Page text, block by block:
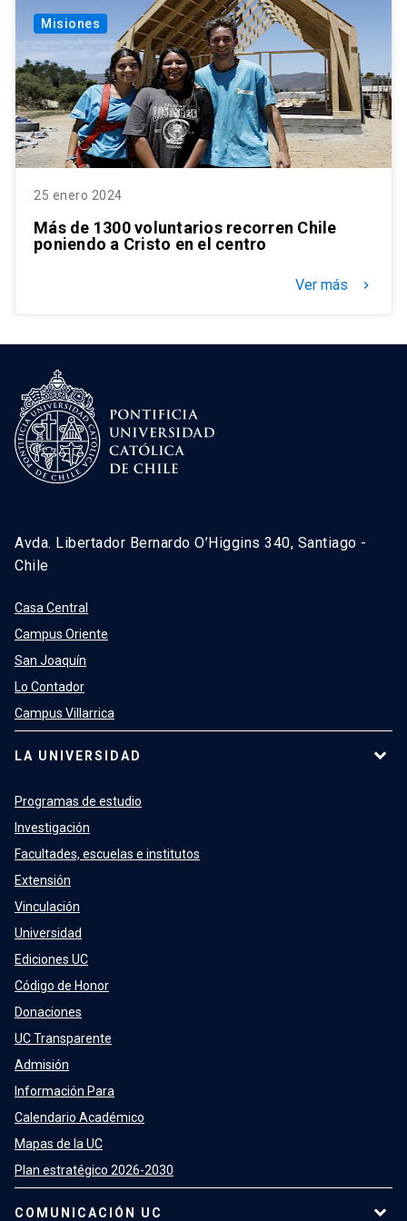
Misiones
25 enero 2024
Más de 1300 voluntarios recorren Chile
poniendo a Cristo en el centro
Ver más keyboard_arrow_right
Avda. Libertador Bernardo O’Higgins 340, Santiago -
Chile
Casa Central
Campus Oriente
San Joaquín
Lo Contador
Campus Villarrica
LA UNIVERSIDAD
Programas de estudio
Investigación
Facultades, escuelas e institutos
Extensión
Vinculación
Universidad
Ediciones UC
Código de Honor
Donaciones
UC Transparente
Admisión
Información Para
Calendario Académico
Mapas de la UC
Plan estratégico 2026-2030
COMUNICACIÓN UC